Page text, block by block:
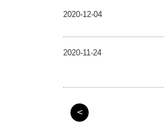
2020-12-04
2020-11-24
<